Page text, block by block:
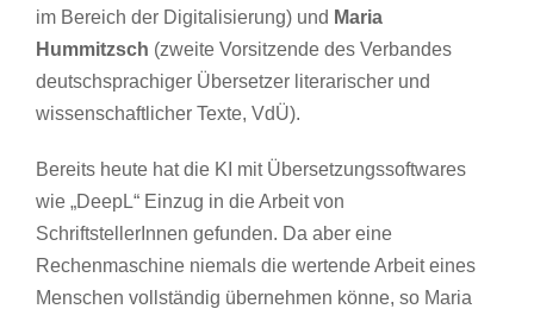
im Bereich der Digitalisierung) und Maria
Hummitzsch (zweite Vorsitzende des Verbandes
deutschsprachiger Übersetzer literarischer und
wissenschaftlicher Texte, VdÜ).
Bereits heute hat die KI mit Übersetzungssoftwares
wie „DeepL“ Einzug in die Arbeit von
SchriftstellerInnen gefunden. Da aber eine
Rechenmaschine niemals die wertende Arbeit eines
Menschen vollständig übernehmen könne, so Maria